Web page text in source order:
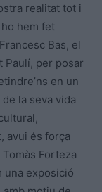
realitat tot i
hem fet
Bas, el
Paulí, per posar
en un
la seva vida
avui és força
Forteza
una exposició